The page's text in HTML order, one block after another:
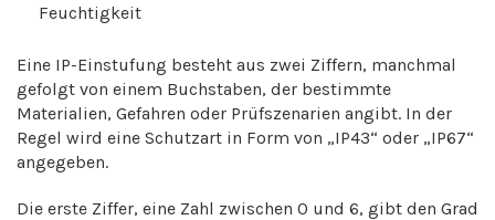
Feuchtigkeit
Eine IP-Einstufung besteht aus zwei Ziffern, manchmal
gefolgt von einem Buchstaben, der bestimmte
Materialien, Gefahren oder Prüfszenarien angibt. In der
Regel wird eine Schutzart in Form von „IP43“ oder „IP67“
angegeben.
Die erste Ziffer, eine Zahl zwischen 0 und 6, gibt den Grad